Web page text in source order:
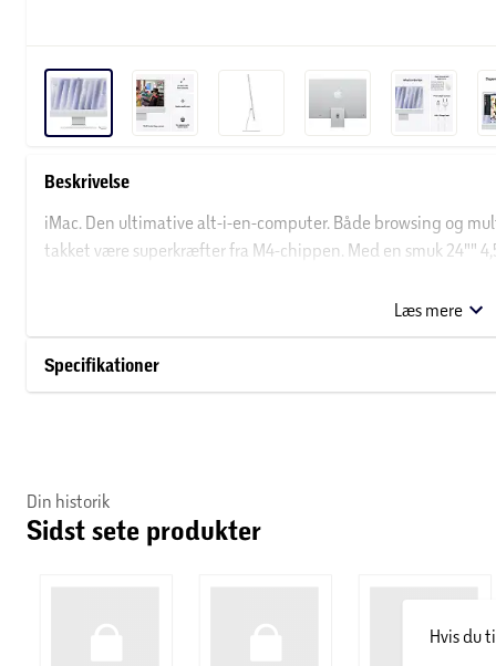
Beskrivelse
iMac. Den ultimative alt-i-en-computer. Både browsing og
takket være superkræfter fra M4-chippen. Med en smuk 24""
Vigtigste egenskaber
PASSER PERFEKT IND HOS DIG
SUPERKRÆFTER FRA M4
Få klaret mere på mindre tid med Apple M4-chippen. Du får
har en lysstyrke på 500 nits og
Læs mere
Specifikationer
Din historik
Sidst sete produkter
Hvis du